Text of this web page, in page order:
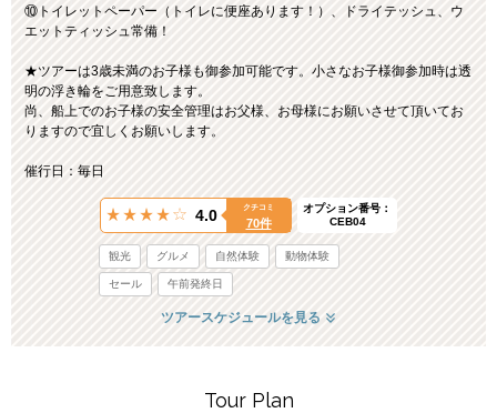
⑩トイレットペーパー（トイレに便座あります！）、ドライテッシュ、ウ
エットティッシュ常備！
★ツアーは3歳未満のお子様も御参加可能です。小さなお子様御参加時は透
明の浮き輪をご用意致します。
尚、船上でのお子様の安全管理はお父様、お母様にお願いさせて頂いてお
りますので宜しくお願いします。
催行日：毎日
4.0 クチコミ
70件
オプション番号：
CEB04
観光 グルメ 自然体験 動物体験
セール 午前発終日
ツアースケジュールを見る
Tour Plan